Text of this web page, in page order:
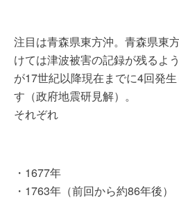
注目は青森県東方沖。青森県東
けては津波被害の記録が残るよ
が17世紀以降現在までに4回発
す（政府地震研見解）。
それぞれ
・1677年
・1763年（前回から約86年後）